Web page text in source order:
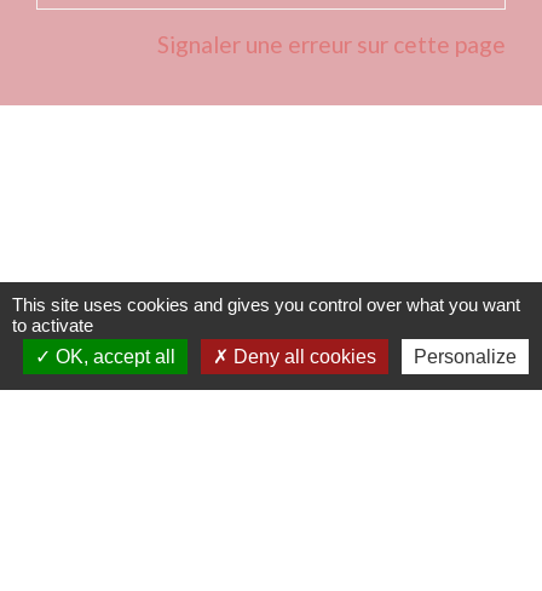
Signaler une erreur sur cette page
69820 Fleurie - FRANCE
info@fleurie.org
This site uses cookies and gives you control over what you want
to activate
OK, accept all
Deny all cookies Personalize